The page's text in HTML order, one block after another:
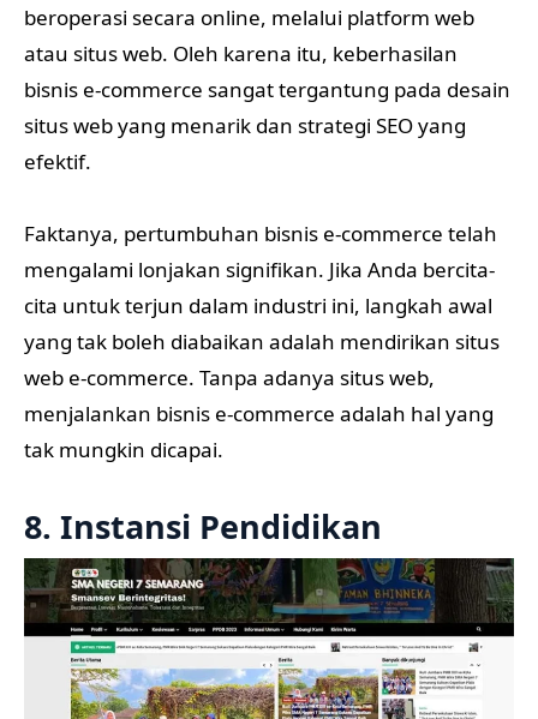
beroperasi secara online, melalui platform web
atau situs web. Oleh karena itu, keberhasilan
bisnis e-commerce sangat tergantung pada desain
situs web yang menarik dan strategi SEO yang
efektif.
Faktanya, pertumbuhan bisnis e-commerce telah
mengalami lonjakan signifikan. Jika Anda bercita-
cita untuk terjun dalam industri ini, langkah awal
yang tak boleh diabaikan adalah mendirikan situs
web e-commerce. Tanpa adanya situs web,
menjalankan bisnis e-commerce adalah hal yang
tak mungkin dicapai.
8. Instansi Pendidikan